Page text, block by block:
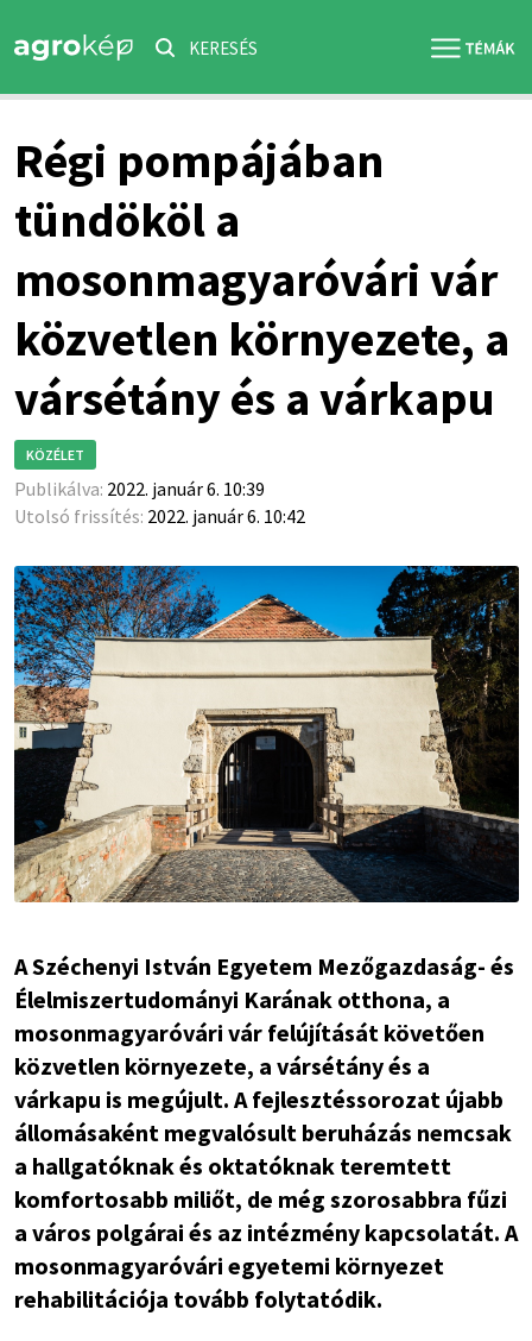
KERESÉS
Régi pompájában
tündököl a
mosonmagyaróvári vár
közvetlen környezete, a
vársétány és a várkapu
KÖZÉLET
Publikálva: 2022. január 6. 10:39
Utolsó frissítés: 2022. január 6. 10:42
A Széchenyi István Egyetem Mezőgazdaság- és
Élelmiszertudományi Karának otthona, a
mosonmagyaróvári vár felújítását követően
közvetlen környezete, a vársétány és a
várkapu is megújult. A fejlesztéssorozat újabb
állomásaként megvalósult beruházás nemcsak
a hallgatóknak és oktatóknak teremtett
komfortosabb miliőt, de még szorosabbra fűzi
a város polgárai és az intézmény kapcsolatát. A
mosonmagyaróvári egyetemi környezet
rehabilitációja tovább folytatódik.